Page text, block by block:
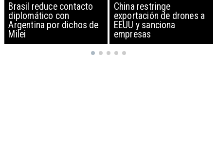
China restringe
exportación de drones a
EEUU y sanciona
empresas
Papa León XIV anuncia
gira por Sudamérica